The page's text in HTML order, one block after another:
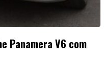
Panamera V6 com